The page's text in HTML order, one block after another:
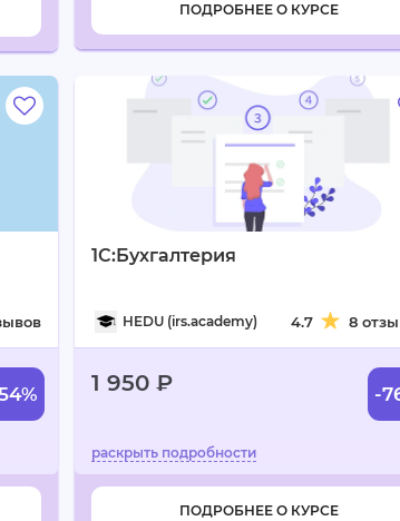
ПОДРОБНЕЕ О КУРСЕ
1С:Бухгалтерия
HEDU (irs.academy) 4.7 8
1 950 ₽ -
ПОДРОБНЕЕ О КУРСЕ